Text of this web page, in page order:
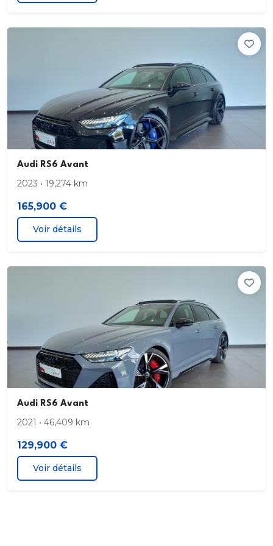
en courant alternatif (CA) jusqu'à 11 kW. Recharger
nuit ou le recharger rapidement en cours de route
Chauffage des sièges AV
Ciel de pavillon en tissu noir
Climatisation stationnaire confort
Clé confort avec alarme
capacité de recharge maximale à 150 kW dans les
stations de charge de 400 volts (CC). Réduction
du temps de charge sur les stations de charge de
Câble de recharge mode 3 pour recharge publique
Câble qui relie l'unité de commande du système
de recharge au véhicule Longueur 4
5 m pour le système de recharge Compact et de 2
5 m pour le système de recharge Connect.
Câbles de recharge pour téléphone portable
compatibles Apple et Android
Audi RS6 Avant
2023 • 19,274 km
165,900 €
Voir détails
Audi RS6 Avant
2021 • 46,409 km
129,900 €
Voir détails